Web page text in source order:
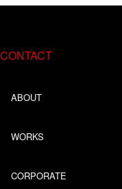
ABOUT
WORKS
CORPORATE
CONTACT